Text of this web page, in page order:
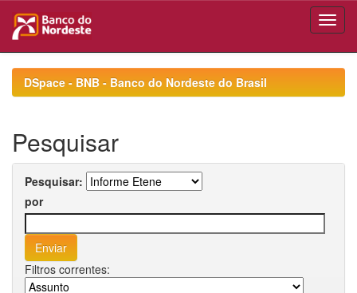
navigationDSpace - BNB - Banco do Nordeste do Brasil
Pesquisar
Pesquisar:
por
Filtros correntes: